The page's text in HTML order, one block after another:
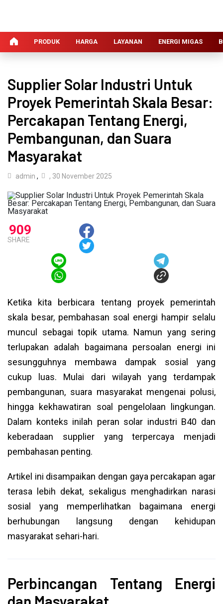
PRODUK HARGA LAYANAN ENERGI MIGAS
Supplier Solar Industri Untuk
Proyek Pemerintah Skala Besar:
Percakapan Tentang Energi,
Pembangunan, dan Suara
Masyarakat
admin , , 30 November 2025
909
SHARE
Ketika kita berbicara tentang proyek pemerintah
skala besar, pembahasan soal energi hampir selalu
muncul sebagai topik utama. Namun yang sering
terlupakan adalah bagaimana persoalan energi ini
sesungguhnya membawa dampak sosial yang
cukup luas. Mulai dari wilayah yang terdampak
pembangunan, suara masyarakat mengenai polusi,
hingga kekhawatiran soal pengelolaan lingkungan.
Dalam konteks inilah peran solar industri B40 dan
keberadaan supplier yang terpercaya menjadi
pembahasan penting.
Artikel ini disampaikan dengan gaya percakapan agar
terasa lebih dekat, sekaligus menghadirkan narasi
sosial yang memperlihatkan bagaimana energi
berhubungan langsung dengan kehidupan
masyarakat sehari-hari.
Perbincangan Tentang Energi